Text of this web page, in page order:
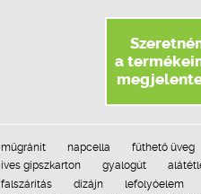
a
műgránit napcella fűthető üveg
íves gipszkarton
gyalogút
falszárítás
dizájn lefolyóelem